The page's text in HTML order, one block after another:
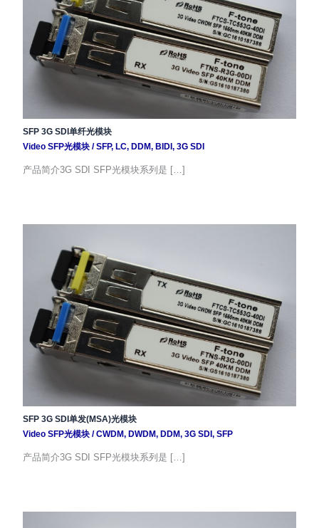
SFP 3G SDI单纤光模块
Video SFP光模块/SFP, LC, DDM, BIDI , 3G SDI
产品简介3G SDI SFP光模块系列是 […]
SFP 3G SDI单发(MSA)光模块
Video SFP光模块/CWDM, DWDM, DDM, 3G SDI , SFP
产品简介3G SDI SFP光模块系列是 […]